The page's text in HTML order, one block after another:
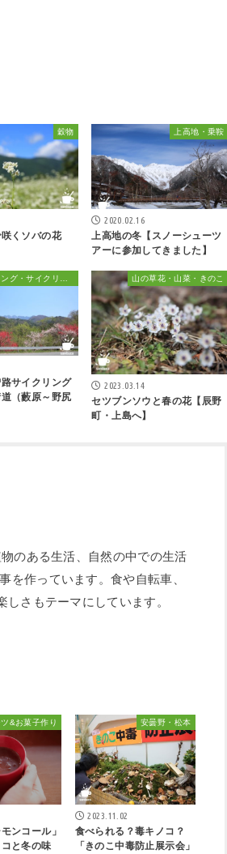
穀物
くソバの花
上高地・乗鞍
2020.02.16
上高地の冬【スノーシューツ
アーに参加してきました】
信州ハイキング・サイクリング・植物散策&おでかけ
サイクリング
道（藪原～野尻
山の草花・山菜・きのこ
2023.03.14
セツブンソウと春の花【辰野
町・上島へ】
のある生活、自然の中での生活
を作っています。食や自転車、
しさもテーマにしています。
&お菓子作り
ンコール」
と冬の味
安曇野・松本
2023.11.02
食べられる？毒キノコ？
「きのこ中毒防止展示会」